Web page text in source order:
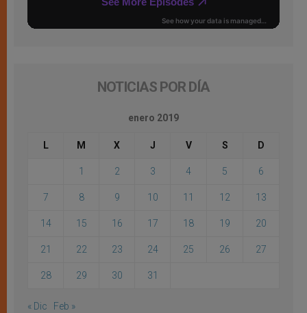
NOTICIAS POR DÍA
enero 2019
L M X J V S D
1 2 3 4 5 6
7 8 9 10 11 12 13
14 15 16 17 18 19 20
21 22 23 24 25 26 27
28 29 30 31
« Dic Feb »